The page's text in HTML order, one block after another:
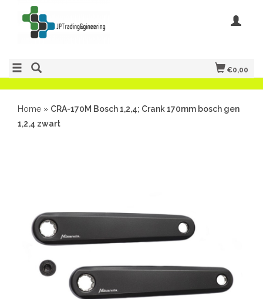
€0,00
Home » CRA-170M Bosch 1,2,4; Crank 170mm bosch gen
1,2,4 zwart